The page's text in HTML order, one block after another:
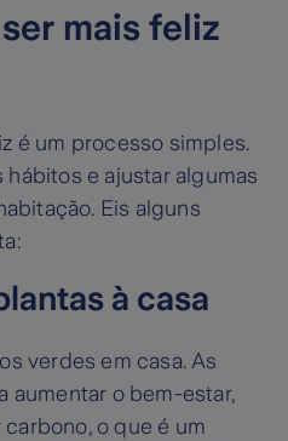
mais feliz
é um processo simples.
e ajustar algumas
Eis alguns
à casa
verdes em casa. As
aumentar o bem-estar,
o que é um